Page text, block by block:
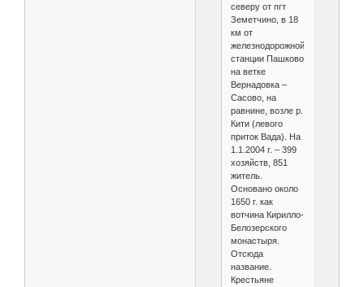
северу от пгт
Земетчино, в 18
км от
железнодорожной
станции Пашково
на ветке
Вернадовка –
Сасово, на
равнине, возле р.
Кити (левого
приток Вада). На
1.1.2004 г. – 399
хозяйств, 851
житель.
Основано около
1650 г. как
вотчина Кирилло-
Белозерского
монастыря.
Отсюда
название.
Крестьяне